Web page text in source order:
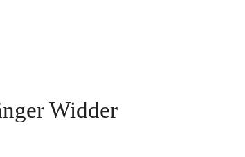
Widder